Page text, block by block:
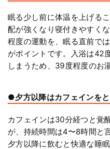
眠る少し前に体温を上げる
配が強くなり寝付きやすく
程度の運動を、眠る直前で
がポイントです。入浴は42
しまうため、39度程度のお
●夕方以降はカフェインを
カフェインは30分経つと覚
が、持続時間は4〜8時間と
夕方以降に飲むと快適な睡